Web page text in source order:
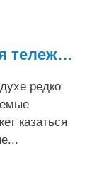
Бензиновая гусеничная тележка повышает мобильность на неровн...
редко
казаться